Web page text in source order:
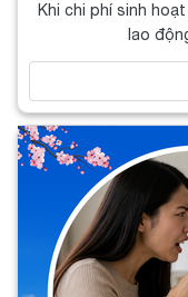
Khi chi phí sinh
lao